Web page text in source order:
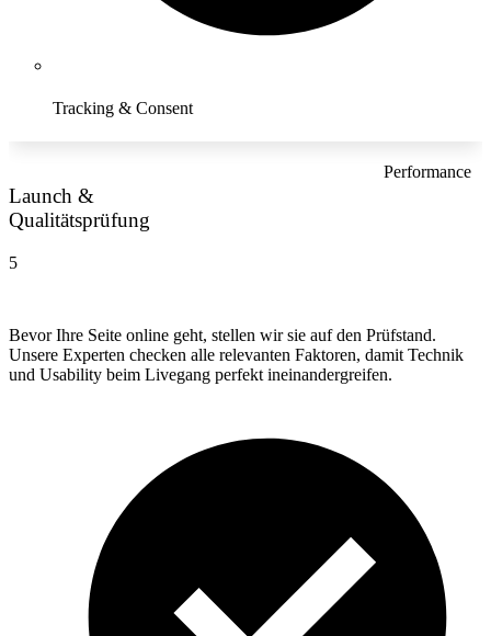
Tracking & Consent
Performance
Launch &
Qualitätsprüfung
5
Bevor Ihre Seite online geht, stellen wir sie auf den Prüfstand.
Unsere Experten checken alle relevanten Faktoren, damit Technik
und Usability beim Livegang perfekt ineinandergreifen.